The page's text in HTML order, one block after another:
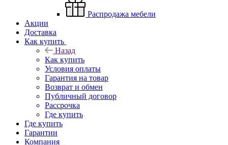
Распродажа мебели
Акции
Доставка
Как купить
Назад
Как купить
Условия оплаты
Гарантия на товар
Возврат и обмен
Публичный договор
Рассрочка
Где купить
Где купить
Гарантии
Компания